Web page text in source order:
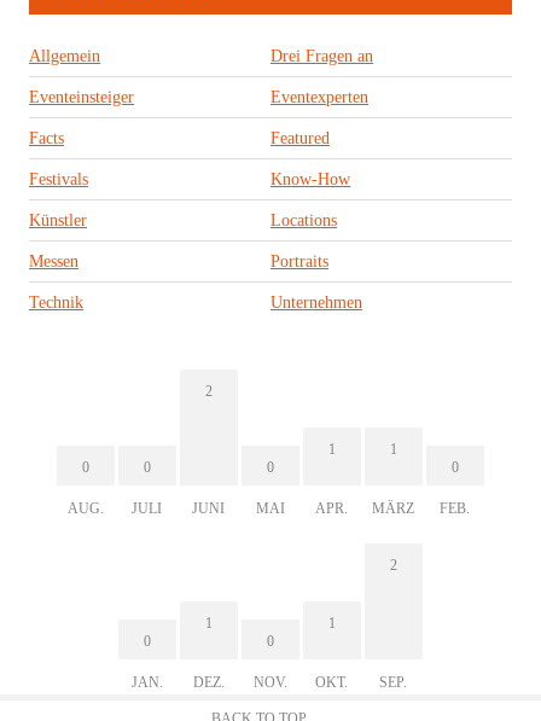
Allgemein Drei Fragen an
Eventeinsteiger Eventexperten
Facts Featured
Festivals Know-How
Künstler Locations
Messen Portraits
Technik Unternehmen
0
AUG.
0
JULI
2
JUNI
0
MAI
1
APR.
1
MÄRZ
0
FEB.
0
JAN.
1
DEZ.
0
NOV.
1
OKT.
2
SEP.